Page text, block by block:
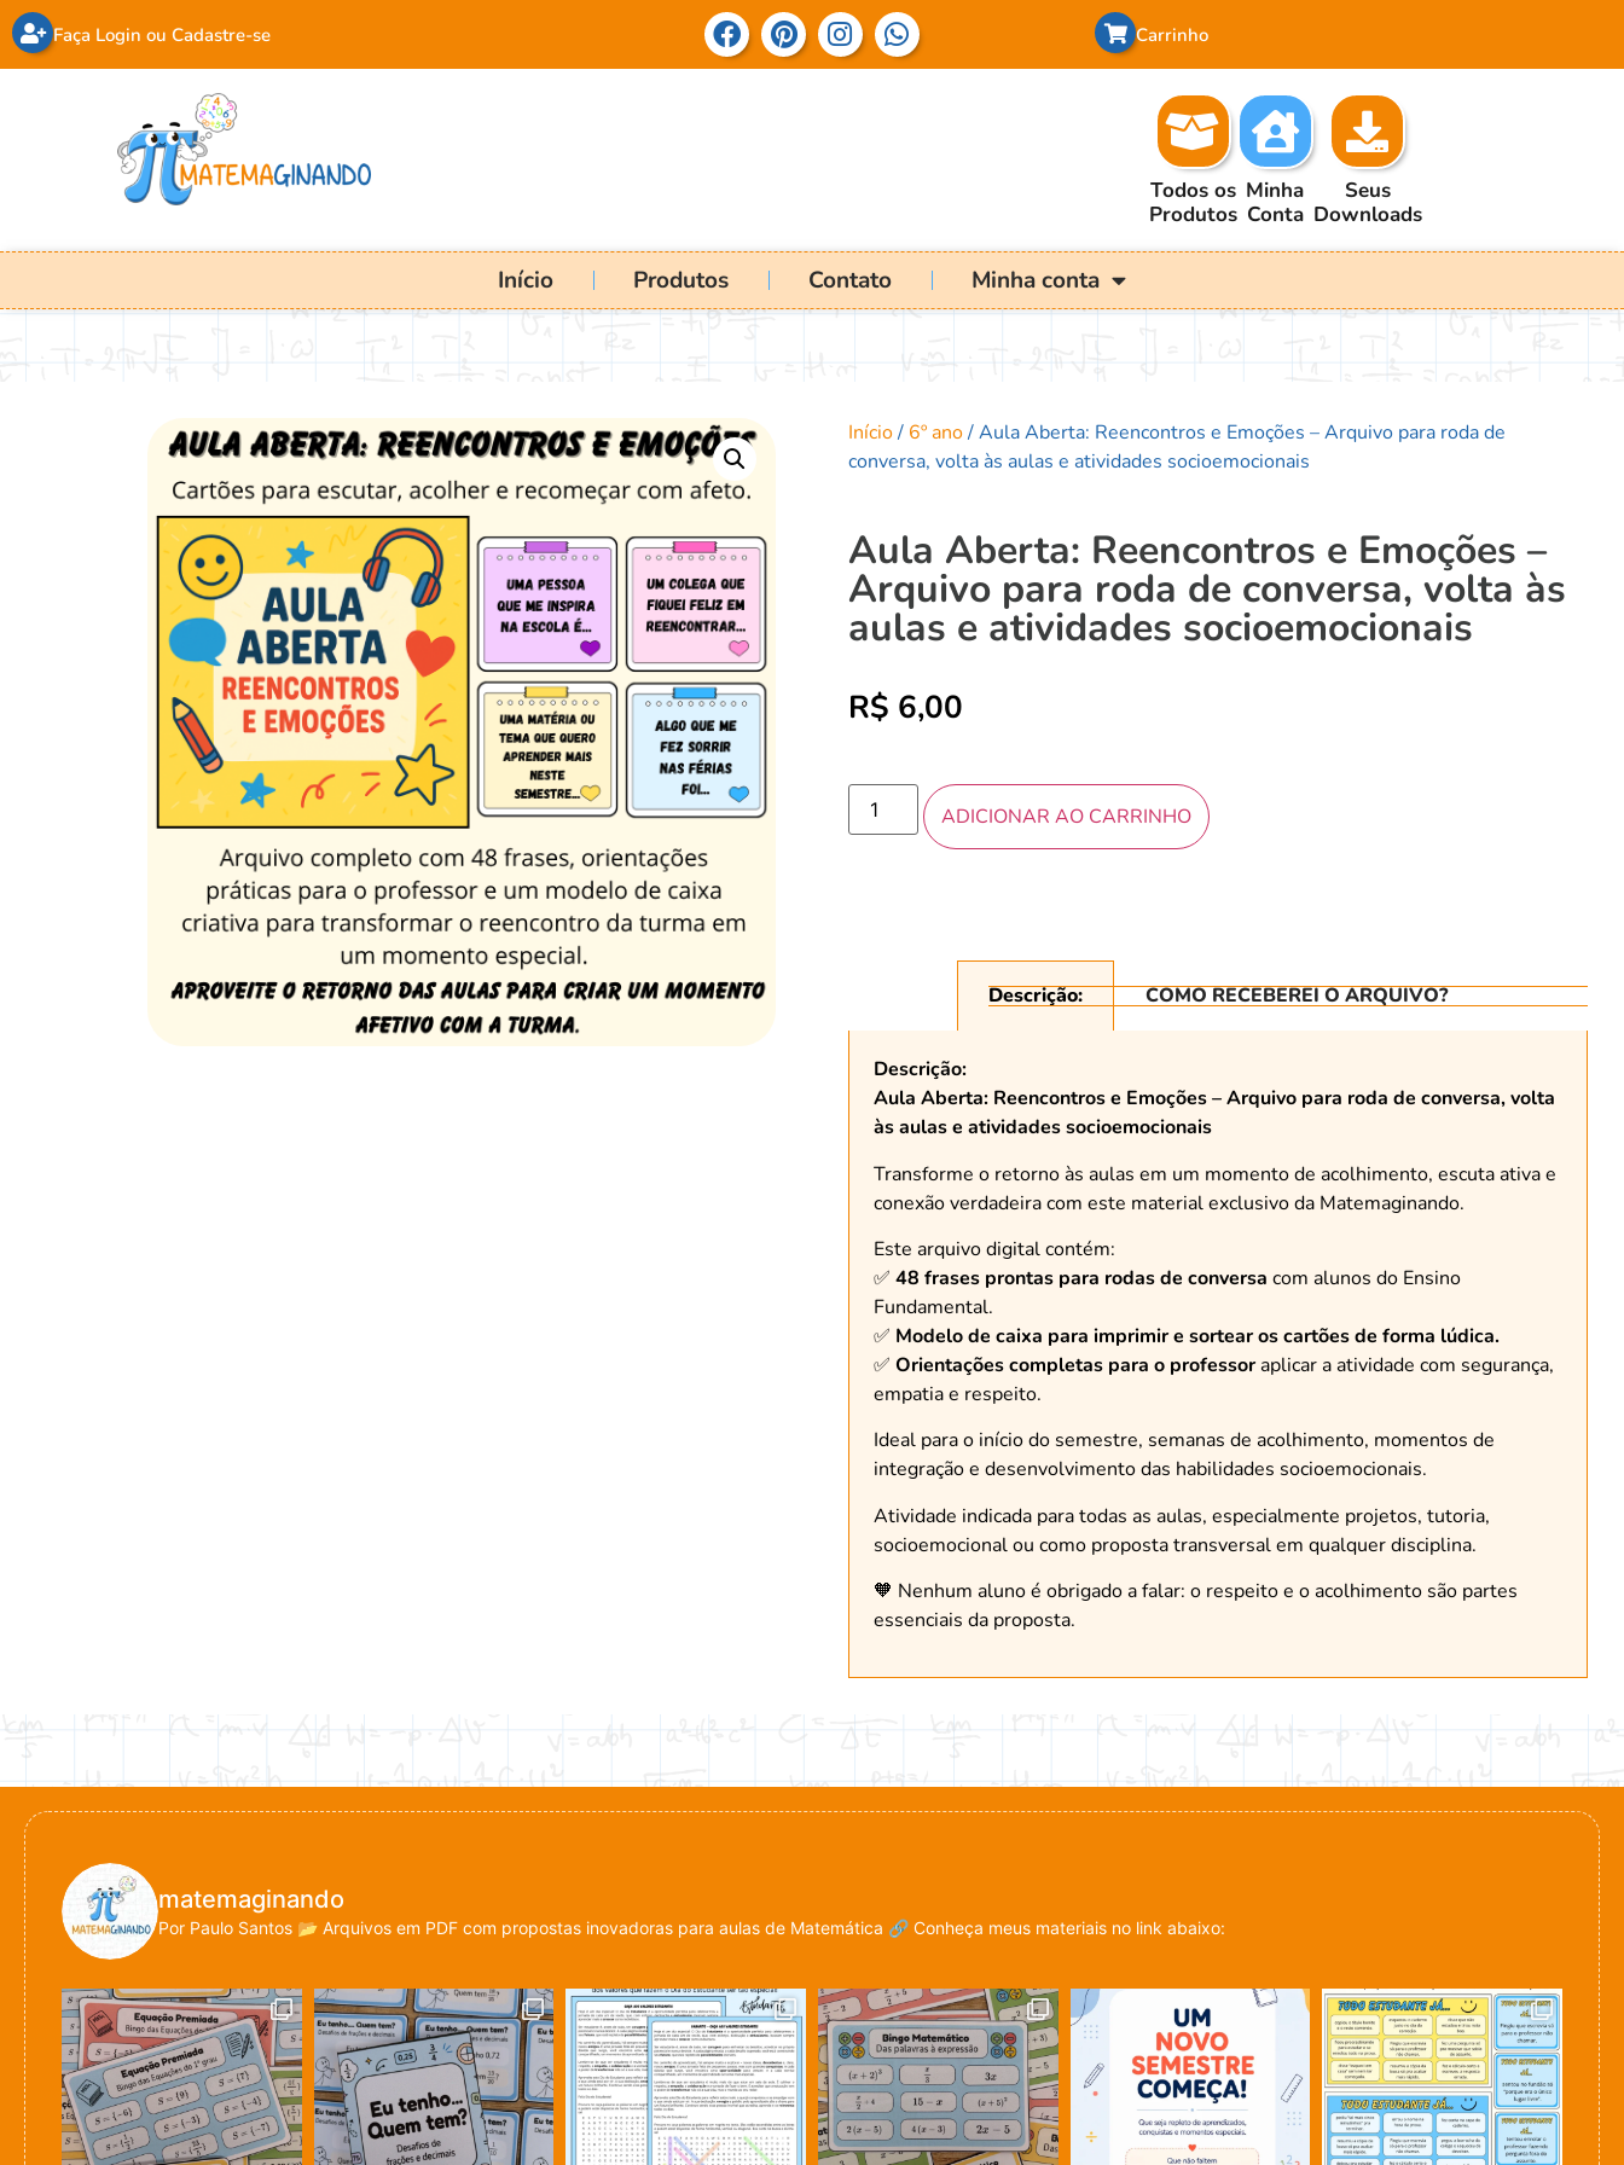
Faça Login ou Cadastre-se Carrinho
Todos os
Produtos
Minha
Conta
Seus
Downloads
Início Produtos Contato Minha conta
Início/ 6º ano/ Aula Aberta: Reencontros e Emoções – Arquivo para roda de
conversa, volta às aulas e atividades socioemocionais
Aula Aberta: Reencontros e Emoções –
Arquivo para roda de conversa, volta às
aulas e atividades socioemocionais
R$ 6,00
ADICIONAR AO CARRINHO
Descrição: COMO RECEBEREI O ARQUIVO?
Descrição:
Aula Aberta: Reencontros e Emoções – Arquivo para roda de conversa, volta
às aulas e atividades socioemocionais
Transforme o retorno às aulas em um momento de acolhimento, escuta ativa e
conexão verdadeira com este material exclusivo da Matemaginando.
Este arquivo digital contém:
✅ 48 frases prontas para rodas de conversa com alunos do Ensino
Fundamental.
✅ Modelo de caixa para imprimir e sortear os cartões de forma lúdica.
✅ Orientações completas para o professoraplicar a atividade com segurança,
empatia e respeito.
Ideal para o início do semestre, semanas de acolhimento, momentos de
integração e desenvolvimento das habilidades socioemocionais.
Atividade indicada para todas as aulas, especialmente projetos, tutoria,
socioemocional ou como proposta transversal em qualquer disciplina.
🧡 Nenhum aluno é obrigado a falar: o respeito e o acolhimento são partes
essenciais da proposta.
matemaginando
Por Paulo Santos 📂 Arquivos em PDF com propostas inovadoras para aulas de Matemática 🔗 Conheça meus materiais no link abaixo: